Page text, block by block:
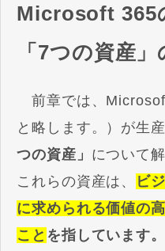
Microsoft 365
「7つの資産
前章では、
と略します。）が生
つの資産」 について
これらの資産は、
ビ
に求められる価値の
こと を指しています。